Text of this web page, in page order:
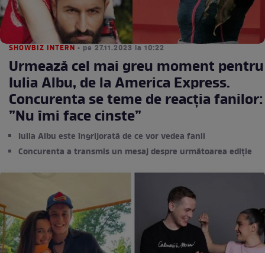
SHOWBIZ INTERN • pe 27.11.2023 la 10:22
Urmează cel mai greu moment pentru
Iulia Albu, de la America Express.
Concurenta se teme de reacția fanilor:
”Nu îmi face cinste”
Iulia Albu este îngrijorată de ce vor vedea fanii
Concurenta a transmis un mesaj despre următoarea ediție